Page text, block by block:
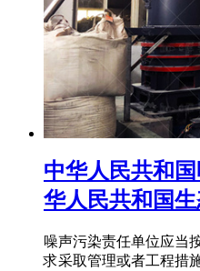
中华人民共和
华人民共和国
噪声污染责任单位应当
求采取管理或者工程措